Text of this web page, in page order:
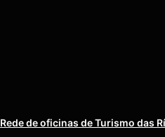
Rede de oficinas de Turismo das